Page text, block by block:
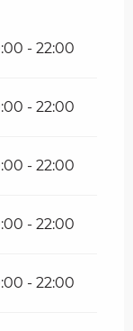
- 22:00
- 22:00
- 22:00
- 22:00
- 22:00